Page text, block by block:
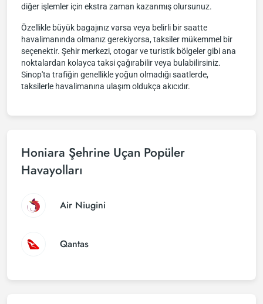
diğer işlemler için ekstra zaman kazanmış olursunuz.
Özellikle büyük bagajınız varsa veya belirli bir saatte
havalimanında olmanız gerekiyorsa, taksiler mükemmel bir
seçenektir. Şehir merkezi, otogar ve turistik bölgeler gibi ana
noktalardan kolayca taksi çağırabilir veya bulabilirsiniz.
Sinop'ta trafiğin genellikle yoğun olmadığı saatlerde,
taksilerle havalimanına ulaşım oldukça akıcıdır.
Honiara Şehrine Uçan Popüler
Havayolları
Air Niugini
Qantas